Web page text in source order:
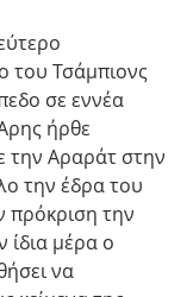
του Τσάμπιονς
σε εννέα
ήρθε
την Αραράτ στην
την έδρα του
πρόκριση την
ίδια μέρα ο
να